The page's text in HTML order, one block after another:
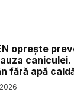
oprește
fără apă
2026